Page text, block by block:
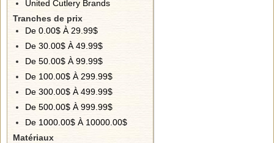
United Cutlery Brands
Tranches de prix
De 0.00$ À 29.99$
De 30.00$ À 49.99$
De 50.00$ À 99.99$
De 100.00$ À 299.99$
De 300.00$ À 499.99$
De 500.00$ À 999.99$
De 1000.00$ À 10000.00$
Matériaux